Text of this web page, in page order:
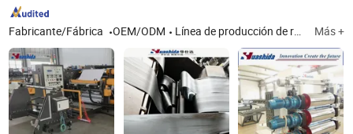
Fabricante/Fábrica OEM/ODM Línea de producción de recubrimiento de tuberías, equipo de tuberías aisladas, extrusora de láminas de plástico, maquinaria de tubos de lámina de goma espumada, manga retráctil, soldador extrusor portátil de plástico, cinta de electrofusión Más +